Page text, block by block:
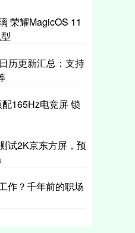
荣耀MagicOS 11
历更新汇总：支持
165Hz电竞屏 锁
试2K京东方屏，预
作？千年前的职场